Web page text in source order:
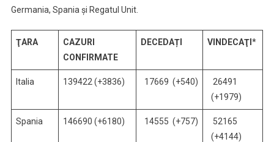
Germania, Spania și Regatul Unit.
ŢARA
CAZURI
CONFIRMATE
DECEDAȚI VINDECAŢI*
Italia 139422 (+3836) 17669 (+540)
26491
(+1979)
Spania 146690 (+6180) 14555 (+757)
52165
(+4144)